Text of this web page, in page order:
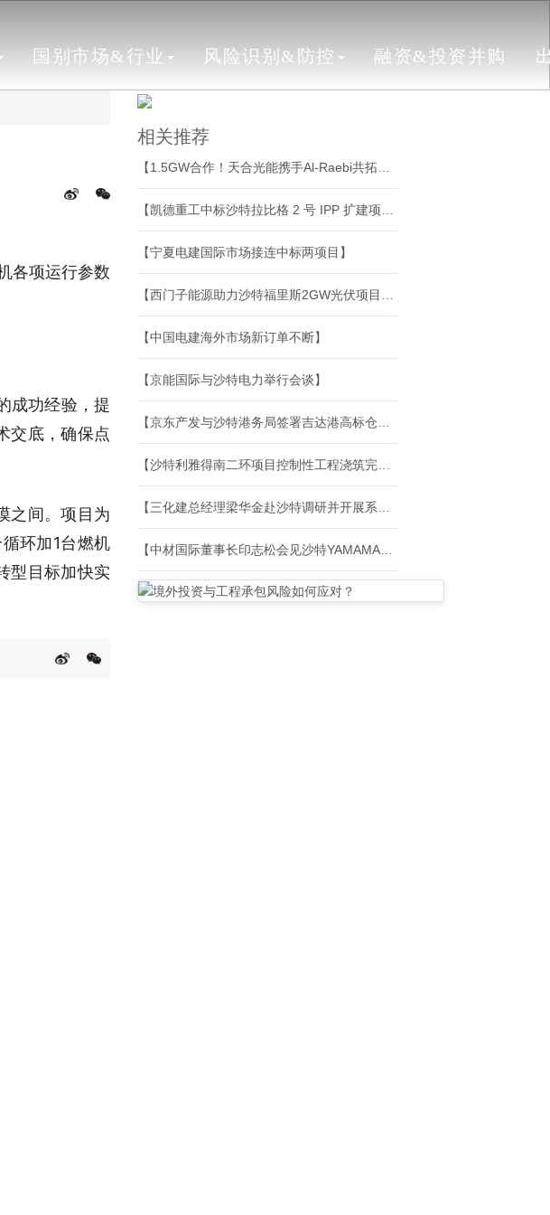
国别市场&行业 风险识别&防控 融资&投资并购
各项运行参数
成功经验，提
交底，确保点
之间。项目为
环加1台燃机
型目标加快实
相关推荐
【宁夏电建国际市场接连中标两项目】
【中国电建海外市场新订单不断】
【京能国际与沙特电力举行会谈】